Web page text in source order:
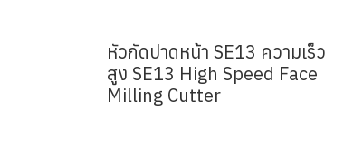
หัวกัดปาดหน้า SE13 ความเร็ว
สูง SE13 High Speed Face
Milling Cutter